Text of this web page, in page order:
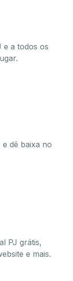
e a todos os
e dê baixa no
PJ grátis,
e mais.